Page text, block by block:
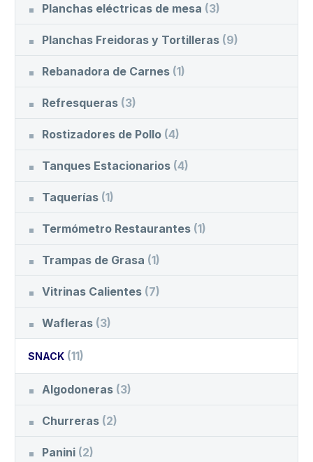
Planchas eléctricas de mesa (3)
Planchas Freidoras y Tortilleras (9)
Rebanadora de Carnes (1)
Refresqueras (3)
Rostizadores de Pollo (4)
Tanques Estacionarios (4)
Taquerías (1)
Termómetro Restaurantes (1)
Trampas de Grasa (1)
Vitrinas Calientes (7)
Wafleras (3)
SNACK (11)
Algodoneras (3)
Churreras (2)
Panini (2)